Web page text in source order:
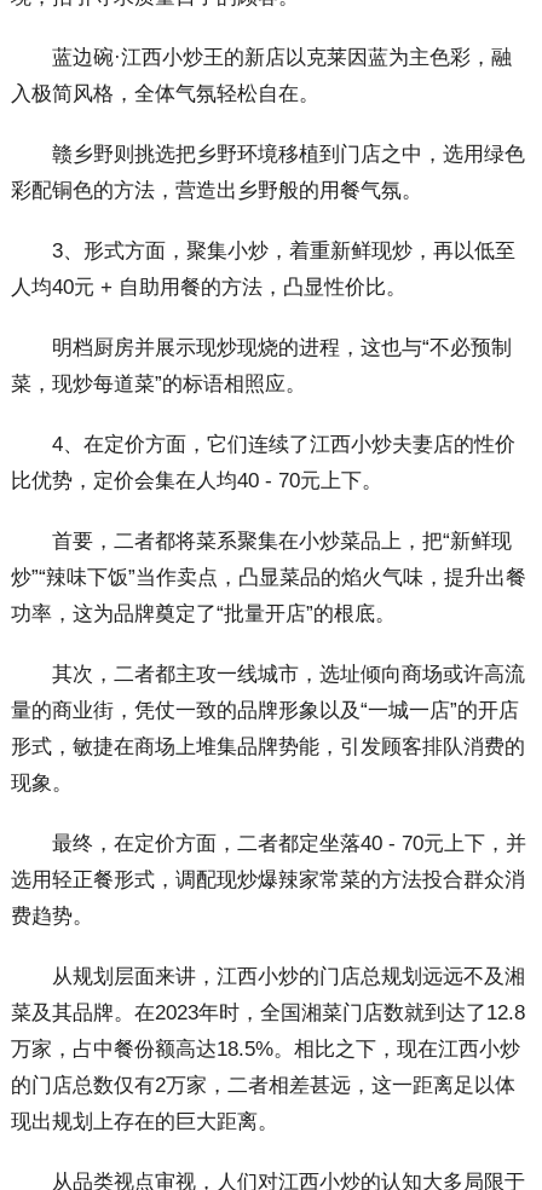
蓝边碗·江西小炒王的新店以克莱因蓝为主色彩，融
入极简风格，全体气氛轻松自在。
赣乡野则挑选把乡野环境移植到门店之中，选用绿色
彩配铜色的方法，营造出乡野般的用餐气氛。
3、形式方面，聚集小炒，着重新鲜现炒，再以低至
人均40元 + 自助用餐的方法，凸显性价比。
明档厨房并展示现炒现烧的进程，这也与“不必预制
菜，现炒每道菜”的标语相照应。
4、在定价方面，它们连续了江西小炒夫妻店的性价
比优势，定价会集在人均40 - 70元上下。
首要，二者都将菜系聚集在小炒菜品上，把“新鲜现
炒”“辣味下饭”当作卖点，凸显菜品的焰火气味，提升出餐
功率，这为品牌奠定了“批量开店”的根底。
其次，二者都主攻一线城市，选址倾向商场或许高流
量的商业街，凭仗一致的品牌形象以及“一城一店”的开店
形式，敏捷在商场上堆集品牌势能，引发顾客排队消费的
现象。
最终，在定价方面，二者都定坐落40 - 70元上下，并
选用轻正餐形式，调配现炒爆辣家常菜的方法投合群众消
费趋势。
从规划层面来讲，江西小炒的门店总规划远远不及湘
菜及其品牌。在2023年时，全国湘菜门店数就到达了12.8
万家，占中餐份额高达18.5%。相比之下，现在江西小炒
的门店总数仅有2万家，二者相差甚远，这一距离足以体
现出规划上存在的巨大距离。
从品类视点审视，人们对江西小炒的认知大多局限于